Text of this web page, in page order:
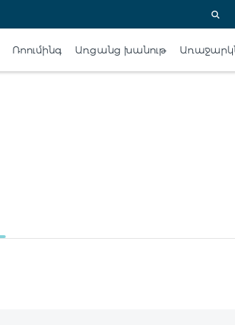
Ռոումինգ Առցանց խանութ